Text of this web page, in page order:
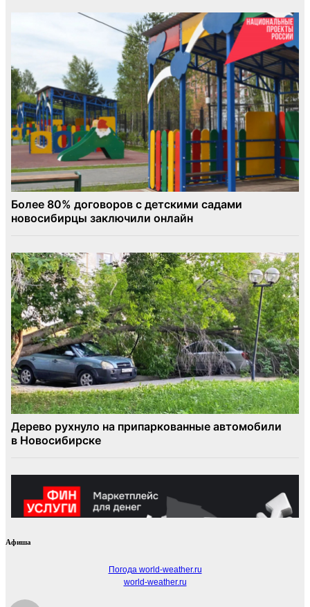
Афиша
Погода world-weather.ru
world-weather.ru